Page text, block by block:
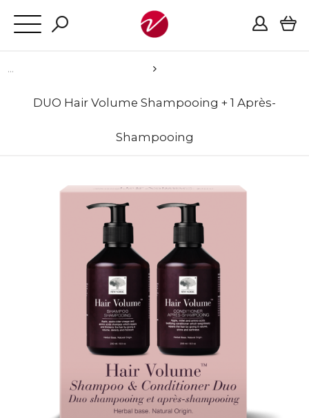
DUO Hair Volume Shampooing + 1 Après-
Shampooing